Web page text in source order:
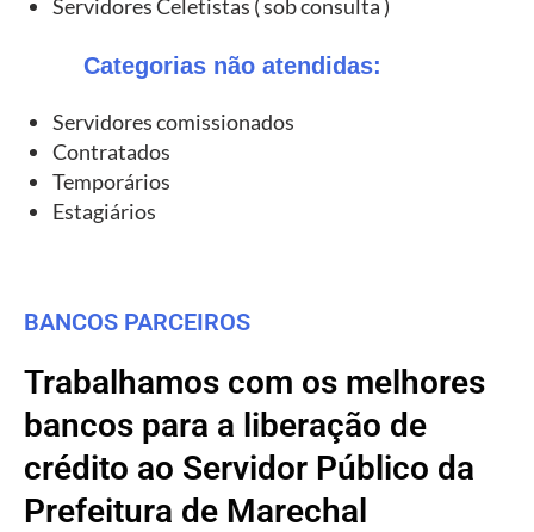
Servidores Celetistas ( sob consulta )
Categorias não atendidas:
Servidores comissionados
Contratados
Temporários
Estagiários
BANCOS PARCEIROS
Trabalhamos com os melhores
bancos para a liberação de
crédito ao Servidor Público da
Prefeitura de Marechal